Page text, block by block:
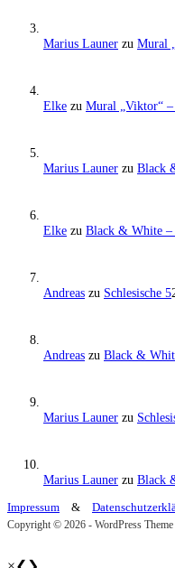
Marius Launer zu Mural
Elke zu Mural „Viktor“
Marius Launer zu Black
Elke zu Black & White
Andreas zu Schlesische 5
Andreas zu Black &
Marius Launer zu
Marius Launer zu Black
Impressum &
Copyright © 2026 - WordPress